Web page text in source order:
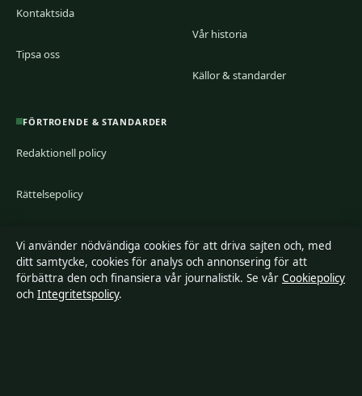
Kontaktsida
Tipsa oss
Vår historia
Källor & standarder
FÖRTROENDE & STANDARDER
Redaktionell policy
Rättelsepolicy
Integritetspolicy
Vi använder nödvändiga cookies för att driva sajten och, med
ditt samtycke, cookies för analys och annonsering för att
förbättra den och finansiera vår journalistik. Se vår Cookiepolicy
och Integritetspolicy.